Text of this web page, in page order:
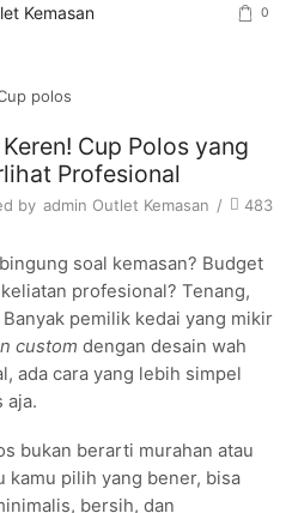
0
Cup Polos yang
Profesional
by admin Outlet Kemasan /
483
soal kemasan? Budget
profesional? Tenang,
pemilik kedai yang mikir
custom dengan desain wah
ada cara yang lebih simpel
aja.
bukan berarti murahan atau
kamu pilih yang bener, bisa
bersih, dan